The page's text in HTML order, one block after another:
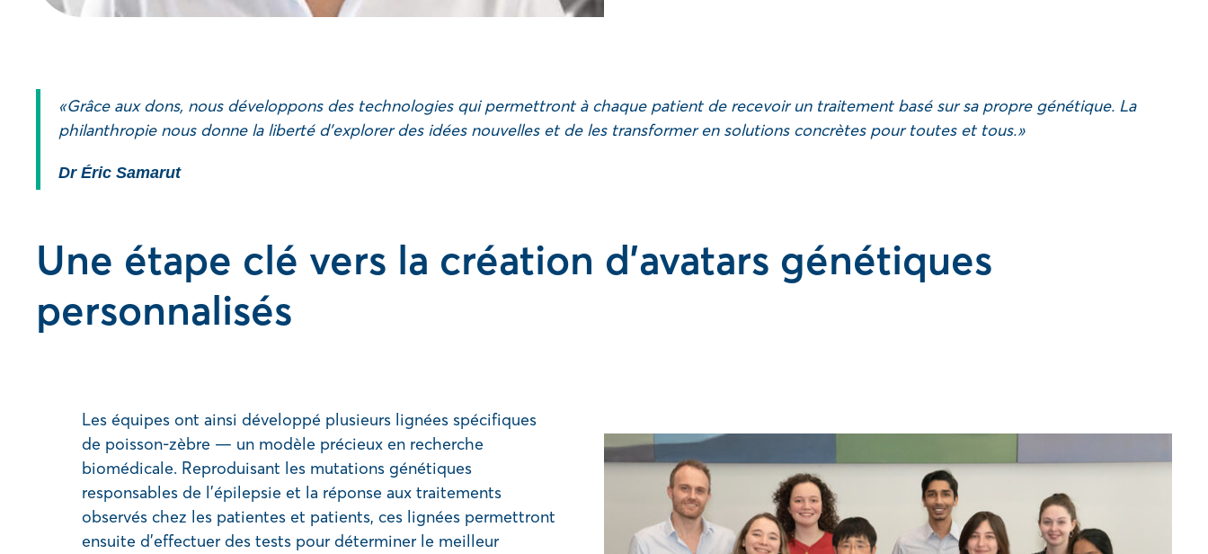
« Grâce aux dons, nous développons des technologies qui permettront à chaque patient de recevoir un traitement basé sur sa propre génétique. La
philanthropie nous donne la liberté d’explorer des idées nouvelles et de les transformer en solutions concrètes pour toutes et tous. »
Dr Éric Samarut
Une étape clé vers la création d’avatars génétiques
personnalisés
Les équipes ont ainsi développé plusieurs lignées spécifiques
de poisson-zèbre — un modèle précieux en recherche
biomédicale. Reproduisant les mutations génétiques
responsables de l’épilepsie et la réponse aux traitements
observés chez les patientes et patients, ces lignées permettront
ensuite d’effectuer des tests pour déterminer le meilleur